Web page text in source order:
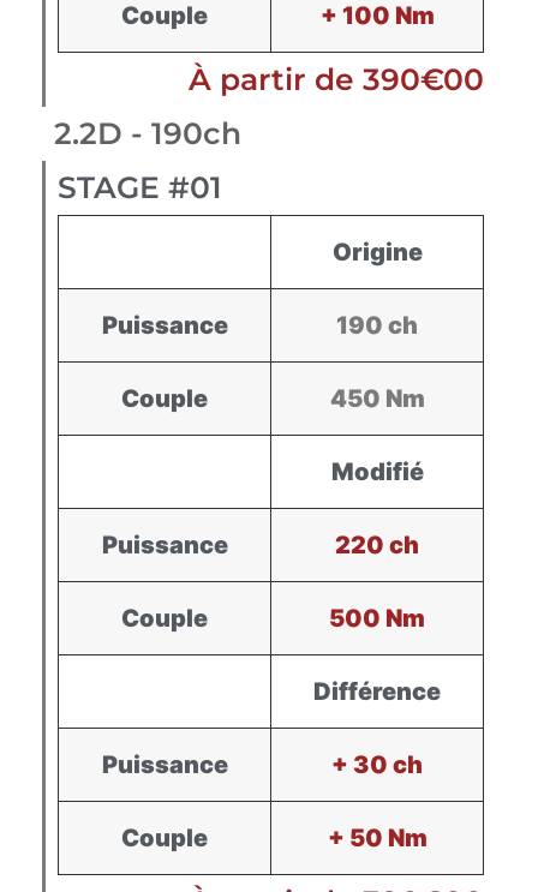
Couple + 100 Nm
À partir de 390€00
2.2D - 190ch
STAGE #01
Origine
Puissance 190 ch
Couple 450 Nm
Modifié
Puissance 220 ch
Couple 500 Nm
Différence
Puissance + 30 ch
Couple + 50 Nm